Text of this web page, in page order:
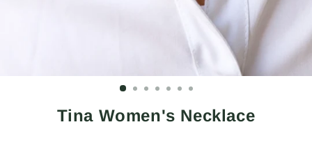
Tina Women's Necklace